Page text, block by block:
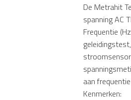
De Metrahit
spanning AC
Frequentie
aan
Kenmerken: